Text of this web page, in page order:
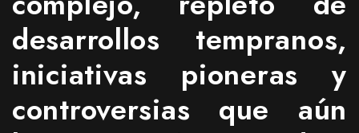
desarrollos tempranos,
iniciativas pioneras y
controversias que aún